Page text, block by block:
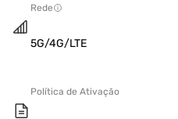
Rede
5G/4G/LTE
Política de Ativação